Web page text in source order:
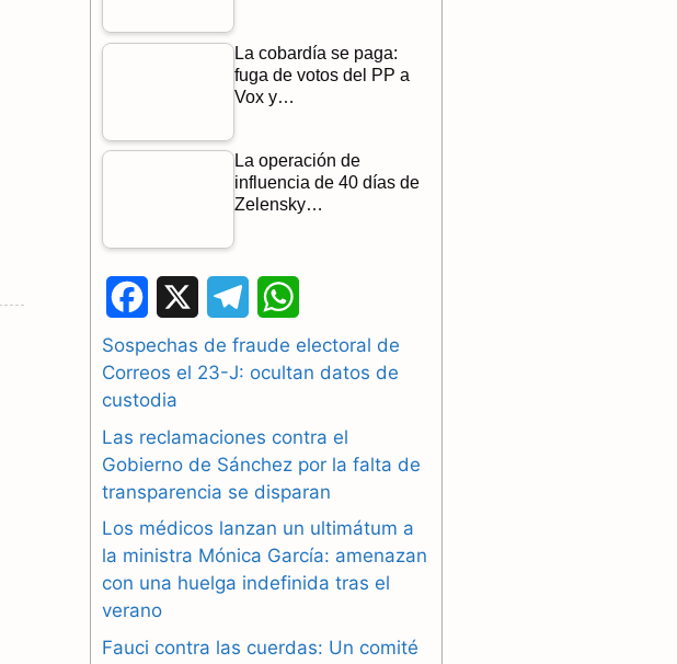
La cobardía se paga:
fuga de votos del PP a
Vox y…
La operación de
influencia de 40 días de
Zelensky…
a
c
b
o
o
k
e
l
g
a
m
h
a
s
A
p
p
Sospechas de fraude electoral de
Correos el 23-J: ocultan datos de
custodia
Las reclamaciones contra el
Gobierno de Sánchez por la falta de
transparencia se disparan
Los médicos lanzan un ultimátum a
la ministra Mónica García: amenazan
con una huelga indefinida tras el
verano
Fauci contra las cuerdas: Un comité